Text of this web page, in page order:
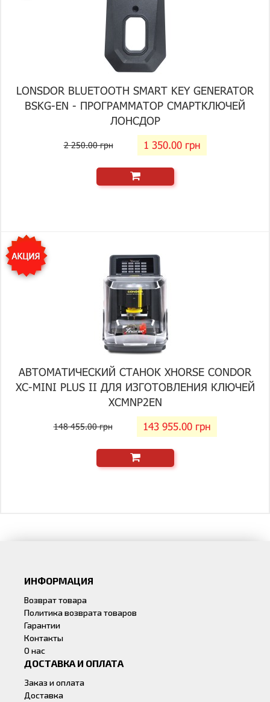
LONSDOR BLUETOOTH SMART KEY GENERATOR
BSKG-EN - ПРОГРАММАТОР СМАРТКЛЮЧЕЙ
ЛОНСДОР
2 250.00 грн 1 350.00 грн
АВТОМАТИЧЕСКИЙ СТАНОК XHORSE CONDOR
XC-MINI PLUS II ДЛЯ ИЗГОТОВЛЕНИЯ КЛЮЧЕЙ
XCMNP2EN
148 455.00 грн 143 955.00 грн
ИНФОРМАЦИЯ
Возврат товара
Политика возврата товаров
Гарантии
Контакты
О нас
ДОСТАВКА И ОПЛАТА
Заказ и оплата
Доставка